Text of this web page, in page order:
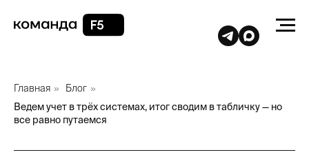
Главная » Блог »
Ведем учет в трёх системах, итог сводим в табличку — но
все равно путаемся